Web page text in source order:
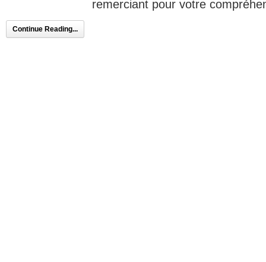
remerciant pour votre
Continue Reading...